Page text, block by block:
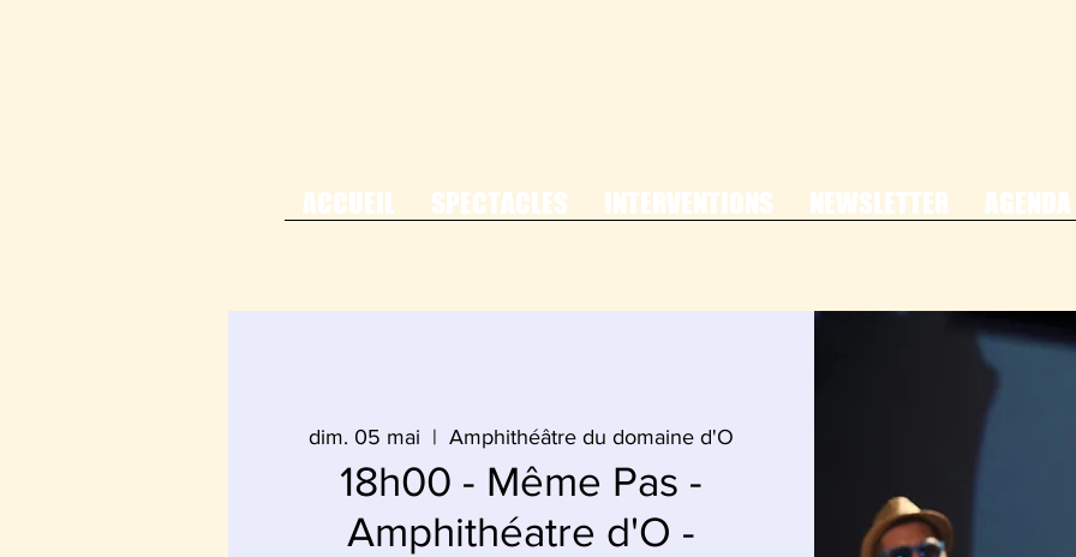
ACCUEIL SPECTACLES INTERVENTIONS NEWSLETTER AGENDA
dim. 05 mai
  |
Amphithéâtre du domaine d'O
18h00 - Même Pas -
Amphithéatre d'O -